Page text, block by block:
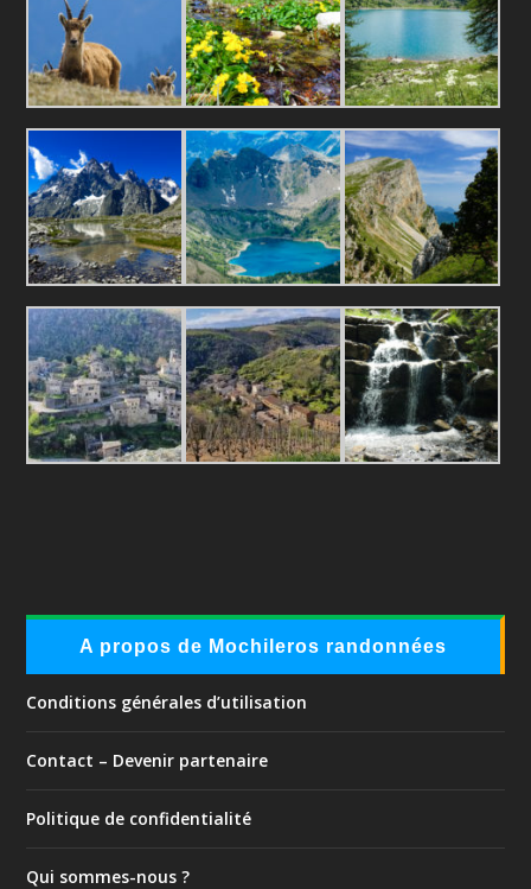
A propos de Mochileros randonnées
Conditions générales d’utilisation
Contact – Devenir partenaire
Politique de confidentialité
Qui sommes-nous ?